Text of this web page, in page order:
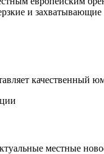
и
качественный
местные